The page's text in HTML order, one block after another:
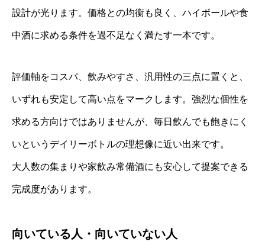
設計が光ります。価格との均衡も良く、ハイボールや食
中酒に求める条件を過不足なく満たす一本です。
評価軸をコスパ、飲みやすさ、汎用性の三点に置くと、
いずれも安定して高い点をマークします。強烈な個性を
求める方向けではありませんが、毎日飲んでも飽きにく
いというデイリーボトルの理想像に近い出来です。
大人数の集まりや家飲み常備酒にも安心して提案できる
完成度があります。
向いている人・向いていない人